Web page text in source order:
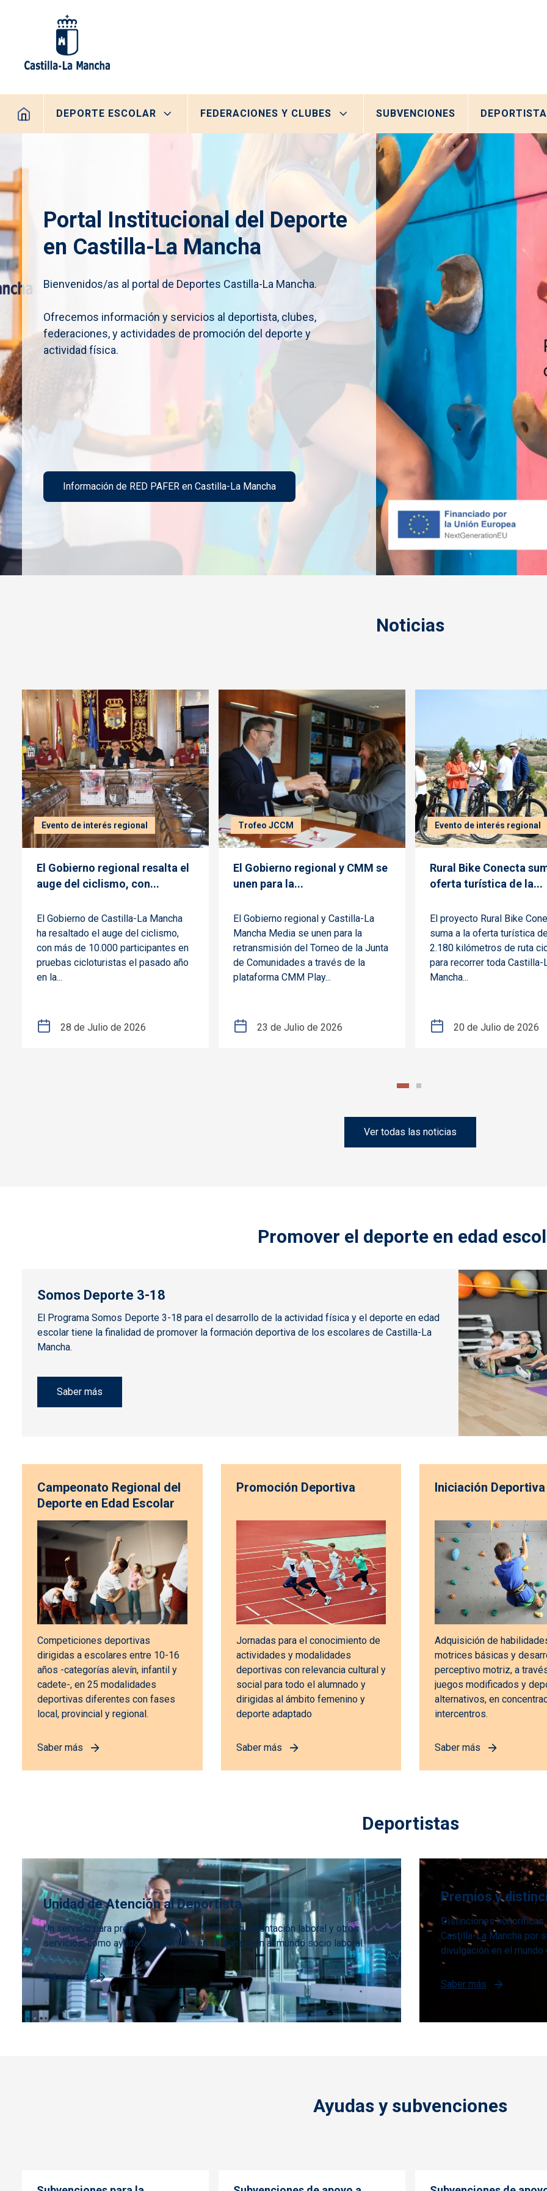
Navegación principal
DEPORTE ESCOLAR FEDERACIONES Y CLUBES SUBVENCIONES
Portal Institucional del Deporte
en Castilla-La Mancha
Bienvenidos/as al portal de Deportes Castilla-La Mancha.
Ofrecemos información y servicios al deportista, clubes,
federaciones, y actividades de promoción del deporte y
actividad física.
Información de RED PAFER en Castilla-La Mancha
Noticias
Evento de interés regional
El Gobierno regional resalta el
auge del ciclismo, con...
El Gobierno de Castilla-La Mancha
ha resaltado el auge del ciclismo,
con más de 10.000 participantes en
pruebas cicloturistas el pasado año
en la...
28 de Julio de 2026
Trofeo JCCM
El Gobierno regional y CMM se
unen para la...
El Gobierno regional y Castilla-La
Mancha Media se unen para la
retransmisión del Torneo de la Junta
de Comunidades a través de la
plataforma CMM Play...
23 de Julio de 2026
Evento de interés regional
Rural Bike Conecta
oferta turística de la...
El proyecto Rural Bike
suma a la oferta turística
2.180 kilómetros de ruta
para recorrer toda Castilla-
Mancha...
20 de Julio de 2026
Ver todas las noticias
Promover el deporte en edad
Somos Deporte 3-18
El Programa Somos Deporte 3-18 para el desarrollo de la actividad física y el deporte en edad
escolar tiene la finalidad de promover la formación deportiva de los escolares de Castilla-La
Mancha.
Saber más
Campeonato Regional del
Deporte en Edad Escolar
Competiciones deportivas
dirigidas a escolares entre 10-16
años -categorías alevín, infantil y
cadete-, en 25 modalidades
deportivas diferentes con fases
local, provincial y regional.
Saber más
Promoción Deportiva
Jornadas para el conocimiento de
actividades y modalidades
deportivas con relevancia cultural y
social para todo el alumnado y
dirigidas al ámbito femenino y
deporte adaptado
Saber más
Iniciación Deportiva
Adquisición de
motrices básicas y
perceptivo motriz, a
juegos modificados y
alternativos, en
intercentros.
Saber más
Deportistas
Unidad de Atención al Deportista
Un servicio para prestar información, formación, orientación laboral y otros
servicios, como ayuda al deportista en su transición al mundo socio laboral.
Saber más
Premios y
Distinciones
Castilla-La Mancha por
divulgación en el mundo
Saber más
Ayudas y subvenciones